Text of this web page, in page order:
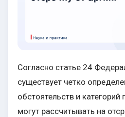
Согласно статье 24
существует четко
обстоятельств и
могут рассчитывать на